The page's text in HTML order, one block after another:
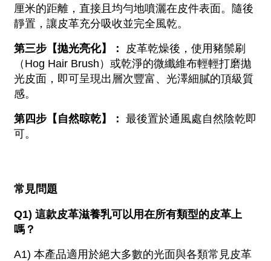
厘米的距離，直接且均勻地噴灑在皮件表面。隨後
靜置，讓皮革充分吸收並完全風乾。
第三步【拋光亮化】：
皮革乾燥後，使用豬鬃刷
（Hog Hair Brush）或乾淨的微纖維布輕輕打磨拋
光皮面，即可呈現出層次豐富、光澤細膩的頂級質
感。
第四步【自然晾乾】： 最後置於通風處自然陰乾即
可。
常見問題
Q1) 這款皮革滋養乳可以用在所有類型的皮革上
嗎？
A1) 本產品適用於絕大多數的光面與各類常見皮革